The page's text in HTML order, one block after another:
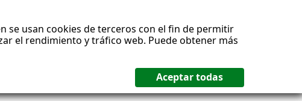
se usan cookies de terceros con el fin de permitir
el rendimiento y tráfico web. Puede obtener más